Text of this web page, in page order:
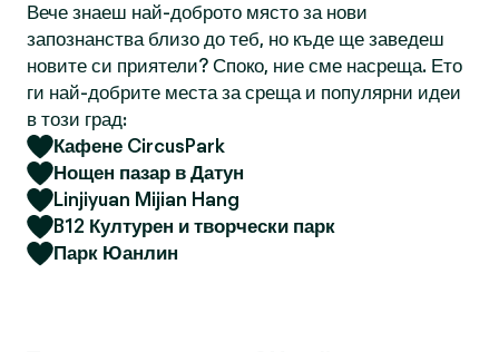
Вече знаеш най-доброто място за нови
запознанства близо до теб, но къде ще заведеш
новите си приятели? Споко, ние сме насреща. Ето
ги най-добрите места за среща и популярни идеи
в този град:
Кафене CircusPark
Нощен пазар в Датун
Linjiyuan Mijian Hang
B12 Културен и творчески парк
Парк Юанлин